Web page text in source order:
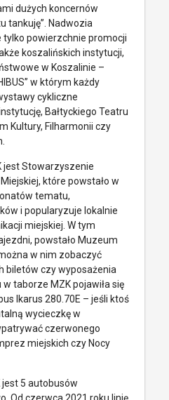
dużych koncernów
tankuję”. Nadwozia
powierzchnie promocji
koszalińskich instytucji,
w Koszalinie –
w którym każdy
cykliczne
Bałtyckiego Teatru
Kultury, Filharmonii czy
jest Stowarzyszenie
które powstało w
tematu,
i popularyzuje lokalnie
miejskiej. W tym
powstało Muzeum
w nim zobaczyć
biletów czy wyposażenia
taborze MZK pojawiła się
Ikarus 280.70E – jeśli ktoś
wycieczkę w
czerwonego
miejskich czy Nocy
jest 5 autobusów